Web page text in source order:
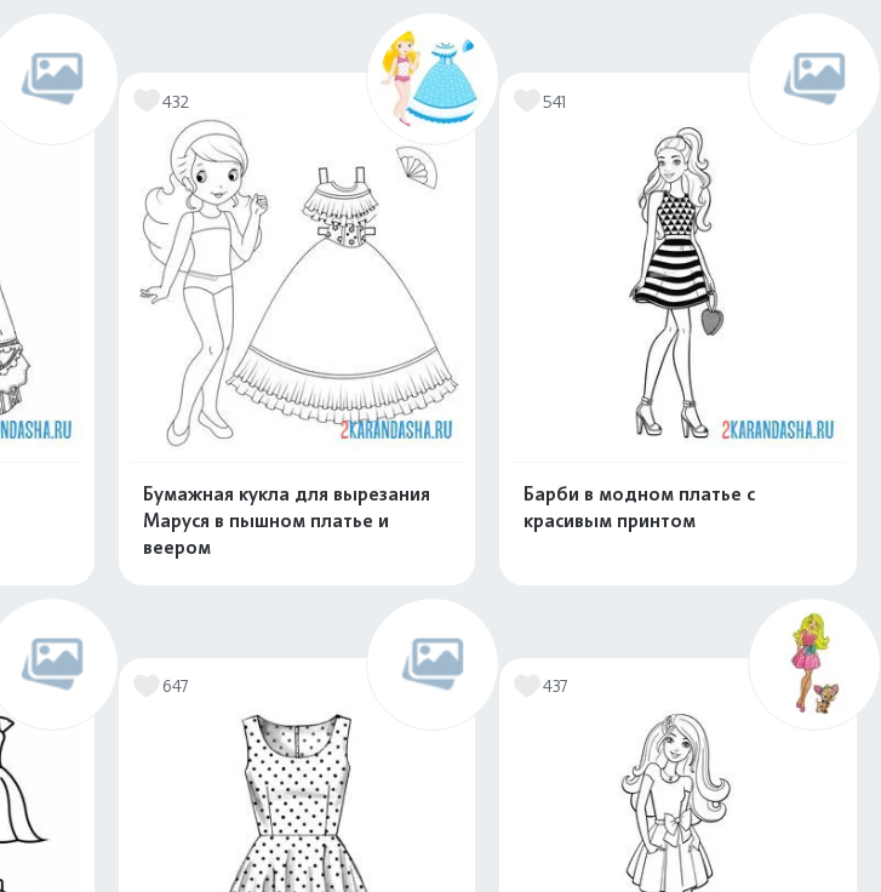
432
Бумажная кукла для вырезания
Маруся в пышном платье и
веером
541
Барби в модном платье с
красивым принтом
647 437